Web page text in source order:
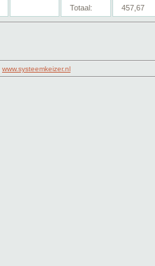
Totaal: 457,67
www.systeemkeizer.nl